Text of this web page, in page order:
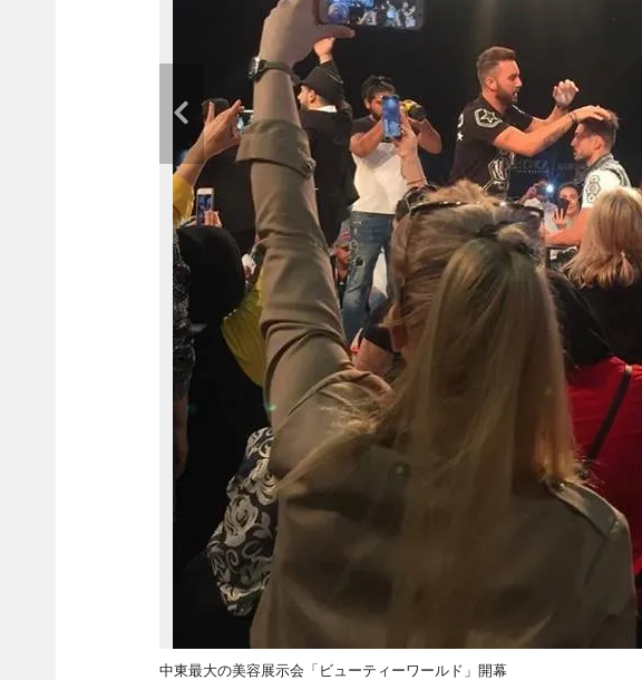
中東最大の美容展示会「ビューティーワールド」開幕